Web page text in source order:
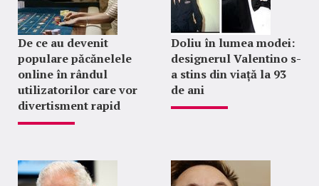
De ce au devenit
populare păcănelele
online în rândul
utilizatorilor care vor
divertisment rapid
Doliu în lumea modei:
designerul Valentino s-
a stins din viață la 93
de ani